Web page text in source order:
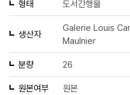
형태 도서간행물
생산자
Galerie Louis
Maulnier
분량 26
원본여부 원본